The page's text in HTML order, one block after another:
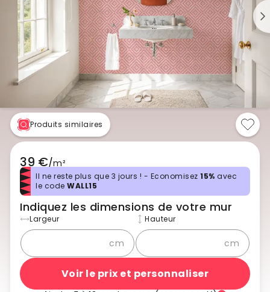
Produits similaires
39 €/m²
Il ne reste plus que 3 jours ! - Economisez 15% avec
le code WALL15
Indiquez les dimensions de votre mur
Largeur
cm
Hauteur
cm
Voir le prix et personnaliser